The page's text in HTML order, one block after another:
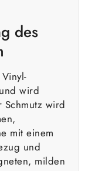
des
wird
wird
mit einem
und
milden